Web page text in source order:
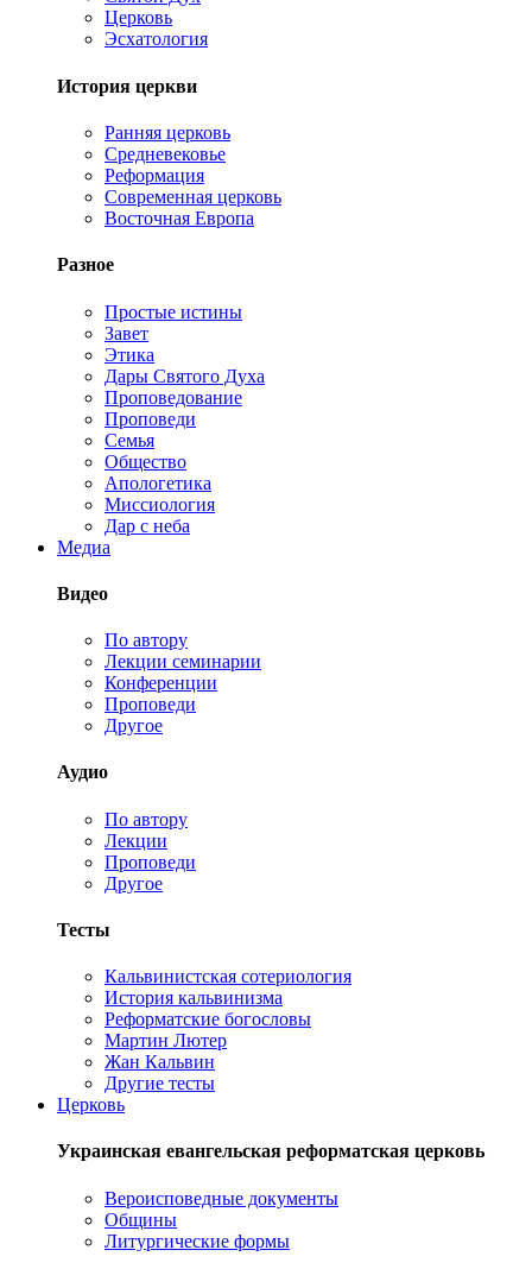
Церковь
Эсхатология
История церкви
Ранняя церковь
Средневековье
Реформация
Современная церковь
Восточная Европа
Разное
Простые истины
Завет
Этика
Дары Святого Духа
Проповедование
Проповеди
Семья
Общество
Апологетика
Миссиология
Дар с неба
Медиа
Видео
По автору
Лекции семинарии
Конференции
Проповеди
Другое
Аудио
По автору
Лекции
Проповеди
Другое
Тесты
Кальвинистская сотериология
История кальвинизма
Реформатские богословы
Мартин Лютер
Жан Кальвин
Другие тесты
Церковь
Украинская евангельская реформатская церковь
Вероисповедные документы
Общины
Литургические формы